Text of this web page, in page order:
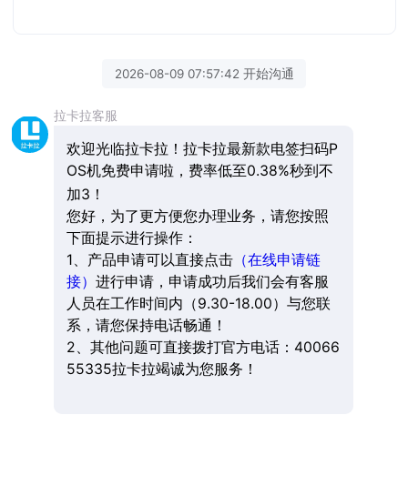
2026-08-09 07:57:42 开始沟通
拉卡拉客服
欢迎光临拉卡拉！拉卡拉最新款电签扫码P
OS机免费申请啦，费率低至0.38%秒到不
加3！
您好，为了更方便您办理业务，请您按照
下面提示进行操作：
1、产品申请可以直接点击（在线申请链
接） 进行申请，申请成功后我们会有客服
人员在工作时间内（9.30-18.00）与您联
系，请您保持电话畅通！
2、其他问题可直接拨打官方电话：40066
55335拉卡拉竭诚为您服务！